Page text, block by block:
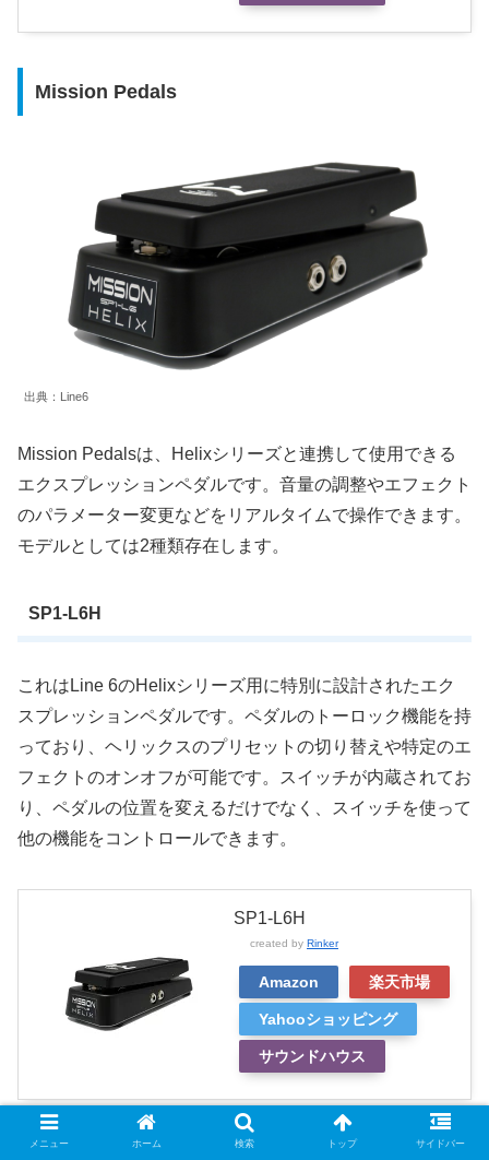
Mission Pedals
出典：Line6
Mission Pedalsは、Helixシリーズと連携して使用できる
エクスプレッションペダルです。音量の調整やエフェクト
のパラメーター変更などをリアルタイムで操作できます。
モデルとしては2種類存在します。
SP1-L6H
これはLine 6のHelixシリーズ用に特別に設計されたエク
スプレッションペダルです。ペダルのトーロック機能を持
っており、ヘリックスのプリセットの切り替えや特定のエ
フェクトのオンオフが可能です。スイッチが内蔵されてお
り、ペダルの位置を変えるだけでなく、スイッチを使って
他の機能をコントロールできます。
SP1-L6H
created by Rinker
Amazon 楽天市場
Yahooショッピング
サウンドハウス
メニュー ホーム 検索 トップ サイドバー